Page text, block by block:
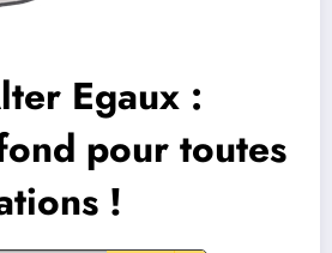
Egaux :
pour toutes
!